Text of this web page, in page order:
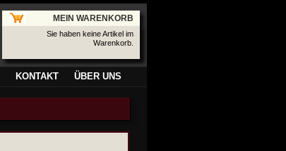
MEIN WARENKORB
Sie haben keine Artikel im
Warenkorb.
KONTAKT ÜBER UNS